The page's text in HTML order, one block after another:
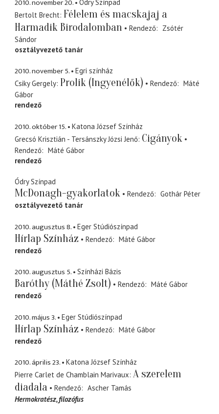
2010. november 20.
Ódry Színpad
Bertolt Brecht Félelem és macskajaj a
Harmadik Birodalomban
Rendező
Zsótér
Sándor
osztályvezető tanár
2010. november 5.
Egri színház
Csiky Gergely Prolik (Ingyenélők) Rendező
Máté
Gábor
rendező
2010. október 15.
Katona József Színház
Grecsó Krisztián - Tersánszky Józsi Jenő Cigányok
Rendező
Máté Gábor
rendező
Ódry Színpad
McDonagh-gyakorlatok Rendező
Gothár Péter
osztályvezető tanár
2010. augusztus 8. Eger Stúdiószínpad
Hírlap Színház Rendező
Máté Gábor
rendező
2010. augusztus 5. Színházi Bázis
Baróthy (Máthé Zsolt) Rendező
Máté Gábor
rendező
2010. május 3. Eger Stúdiószínpad
Hírlap Színház Rendező
Máté Gábor
rendező
2010. április 23.
Katona József Színház
Pierre Carlet de Chamblain Marivaux A szerelem
diadala
Rendező
Ascher Tamás
Hermokratész filozófus